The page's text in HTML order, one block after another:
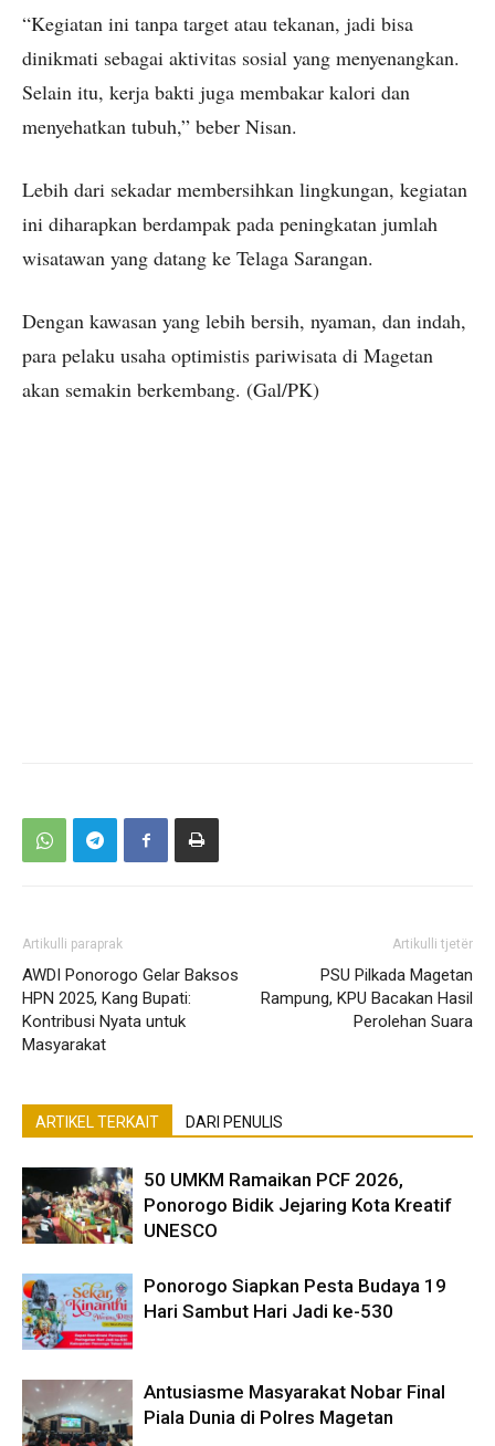
“Kegiatan ini tanpa target atau tekanan, jadi bisa
dinikmati sebagai aktivitas sosial yang menyenangkan.
Selain itu, kerja bakti juga membakar kalori dan
menyehatkan tubuh,” beber Nisan.
Lebih dari sekadar membersihkan lingkungan, kegiatan
ini diharapkan berdampak pada peningkatan jumlah
wisatawan yang datang ke Telaga Sarangan.
Dengan kawasan yang lebih bersih, nyaman, dan indah,
para pelaku usaha optimistis pariwisata di Magetan
akan semakin berkembang. (Gal/PK)
Artikulli paraprak
AWDI Ponorogo Gelar Baksos
HPN 2025, Kang Bupati:
Kontribusi Nyata untuk
Masyarakat
Artikulli tjetër
PSU Pilkada Magetan
Rampung, KPU Bacakan Hasil
Perolehan Suara
ARTIKEL TERKAIT DARI PENULIS
50 UMKM Ramaikan PCF 2026,
Ponorogo Bidik Jejaring Kota Kreatif
UNESCO
Ponorogo Siapkan Pesta Budaya 19
Hari Sambut Hari Jadi ke-530
Antusiasme Masyarakat Nobar Final
Piala Dunia di Polres Magetan